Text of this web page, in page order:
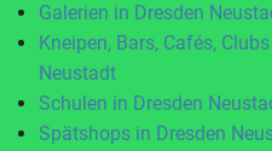
Galerien in Dresden
Kneipen, Bars, Cafés,
Neustadt
Schulen in Dresden
Spätshops in Dresden